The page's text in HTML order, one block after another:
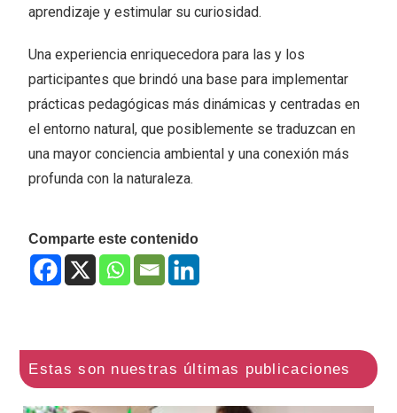
aprendizaje y estimular su curiosidad.
Una experiencia enriquecedora para las y los
participantes que brindó una base para implementar
prácticas pedagógicas más dinámicas y centradas en
el entorno natural, que posiblemente se traduzcan en
una mayor conciencia ambiental y una conexión más
profunda con la naturaleza.
Comparte este contenido